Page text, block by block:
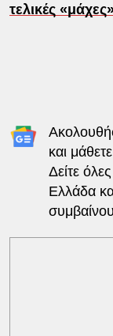
τελικές
και
Δείτε όλες
Ελλάδα